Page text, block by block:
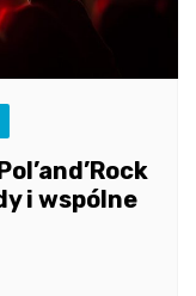
i wspólne